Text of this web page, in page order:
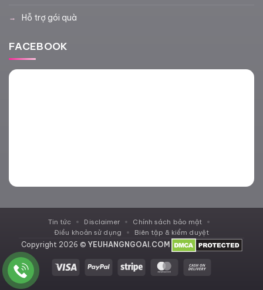
Hỗ trợ gói quà
FACEBOOK
Visa PayPal Stripe MasterCard
Tin tức Disclaimer
Chính sách bảo mật
Điều khoản sử dụng
Biên tập & kiểm duyệt
Copyright 2026 © YEUHANGNGOAI.COM